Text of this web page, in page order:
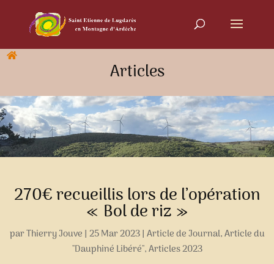
Articles
270€ recueillis lors de l’opération
« Bol de riz »
parThierry Jouve | 25 Mar 2023| Article de Journal,Article du
"Dauphiné Libéré",Articles 2023